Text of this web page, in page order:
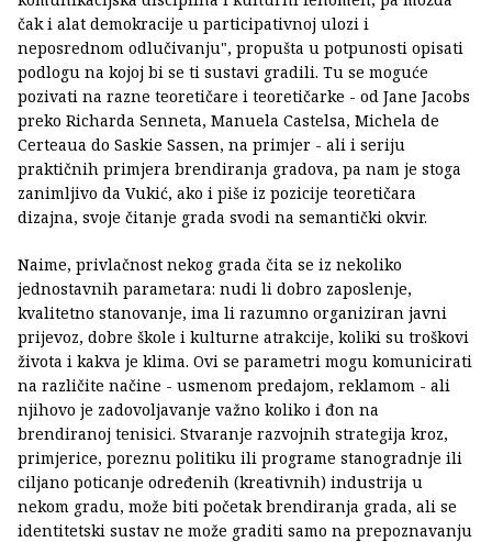
čak i alat demokracije u participativnoj ulozi i
neposrednom odlučivanju", propušta u potpunosti opisati
podlogu na kojoj bi se ti sustavi gradili. Tu se moguće
pozivati na razne teoretičare i teoretičarke - od Jane Jacobs
preko Richarda Senneta, Manuela Castelsa, Michela de
Certeaua do Saskie Sassen, na primjer - ali i seriju
praktičnih primjera brendiranja gradova, pa nam je stoga
zanimljivo da Vukić, ako i piše iz pozicije teoretičara
dizajna, svoje čitanje grada svodi na semantički okvir.
Naime, privlačnost nekog grada čita se iz nekoliko
jednostavnih parametara: nudi li dobro zaposlenje,
kvalitetno stanovanje, ima li razumno organiziran javni
prijevoz, dobre škole i kulturne atrakcije, koliki su troškovi
života i kakva je klima. Ovi se parametri mogu komunicirati
na različite načine - usmenom predajom, reklamom - ali
njihovo je zadovoljavanje važno koliko i đon na
brendiranoj tenisici. Stvaranje razvojnih strategija kroz,
primjerice, poreznu politiku ili programe stanogradnje ili
ciljano poticanje određenih (kreativnih) industrija u
nekom gradu, može biti početak brendiranja grada, ali se
identitetski sustav ne može graditi samo na prepoznavanju